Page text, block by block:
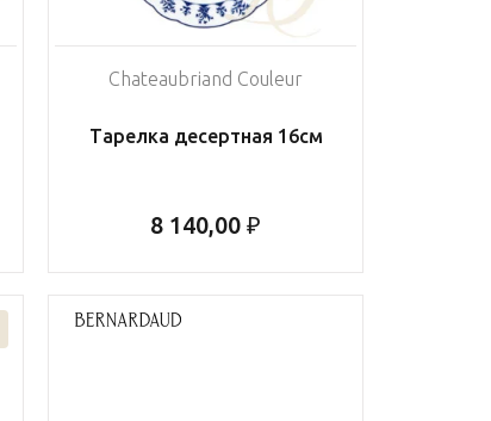
Chateaubriand Couleur
Тарелка десертная 16см
8 140,00 ₽